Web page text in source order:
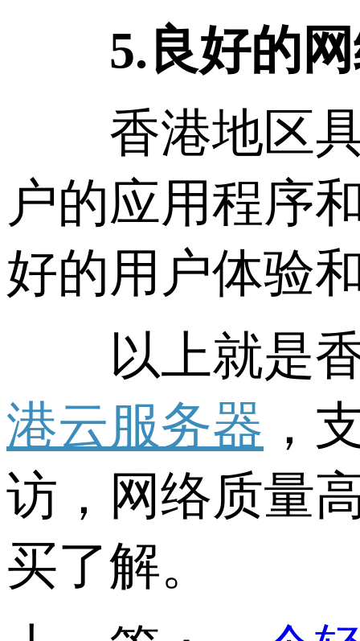
5.良好的
香港地区具
户的应用程序
好的用户体验
以上就是香
港云服务器 ，
访，网络质量
买了解。